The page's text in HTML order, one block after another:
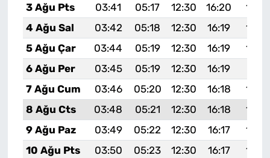
3 Ağu Pts
03:41 05:17 12:30 16:20
4 Ağu Sal
03:42 05:18 12:30 16:19
5 Ağu Çar
03:44 05:19 12:30 16:19
6 Ağu Per
03:45 05:19 12:30 16:19
7 Ağu Cum
03:46 05:20 12:30 16:18
8 Ağu Cts
03:48 05:21 12:30 16:18
9 Ağu Paz
03:49 05:22 12:30 16:17
10 Ağu Pts
03:50 05:23 12:30 16:17